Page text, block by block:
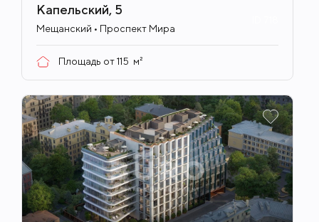
учреждения, фитнес-клуб World Class, Центр
айкидо, Центральный московский ипподром,
бизнес-центры, торгово-развлекательный
центр «Афимолл», торговый центр «Новинский
деловой центр «Москва-Сити», Центр
международной торговли, парк
Красногвардейские пруды, парк Красная
Пресня, парк Декабрьского восстания и
знаменитые Патриаршие пруды.
Капельский, 5
Мещанский • Проспект Мира
Площадь от115 м²